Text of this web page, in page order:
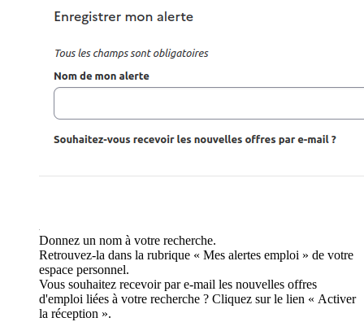
Donnez un nom à votre recherche.
Retrouvez-la dans la rubrique « Mes alertes emploi » de votre
espace personnel.
Vous souhaitez recevoir par e-mail les nouvelles offres
d'emploi liées à votre recherche ? Cliquez sur le lien « Activer
la réception ».